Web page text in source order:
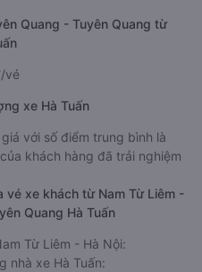
Quang - Tuyên Quang từ
vé
xe Hà Tuấn
với số điểm trung bình là
khách hàng đã trải nghiệm
vé xe khách từ Nam Từ Liêm -
Quang Hà Tuấn
Từ Liêm - Hà Nội:
nhà xe Hà Tuấn: